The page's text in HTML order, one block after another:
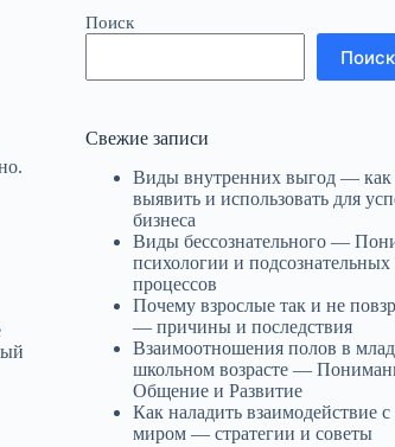
Поиск
Поиск
Свежие записи
Виды внутренних выгод — как
выявить и использовать для
бизнеса
Виды бессознательного —
психологии и подсознательных
процессов
Почему взрослые так и не
— причины и последствия
Взаимоотношения полов в
школьном возрасте —
Общение и Развитие
Как наладить взаимодействие
миром — стратегии и советы